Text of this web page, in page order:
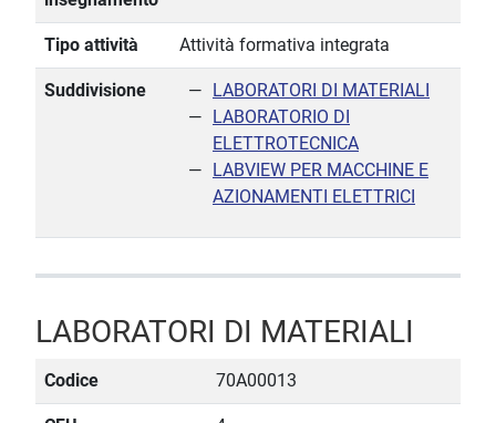
Tipo attività Attività formativa integrata
Suddivisione
LABORATORI DI MATERIALI
LABORATORIO DI
ELETTROTECNICA
LABVIEW PER MACCHINE E
AZIONAMENTI ELETTRICI
LABORATORI DI MATERIALI
Codice 70A00013